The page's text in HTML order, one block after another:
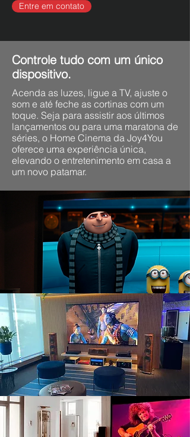
Entre em contato
Controle tudo com um único
dispositivo.
Acenda as luzes, ligue a TV, ajuste o
som e até feche as cortinas com um
toque. Seja para assistir aos últimos
lançamentos ou para uma maratona de
séries, o Home Cinema da Joy4You
oferece uma experiência única,
elevando o entretenimento em casa a
um novo patamar.